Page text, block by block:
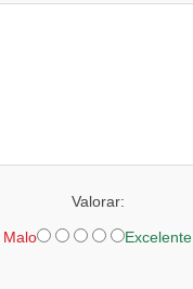
Valorar:
Malo Excelente